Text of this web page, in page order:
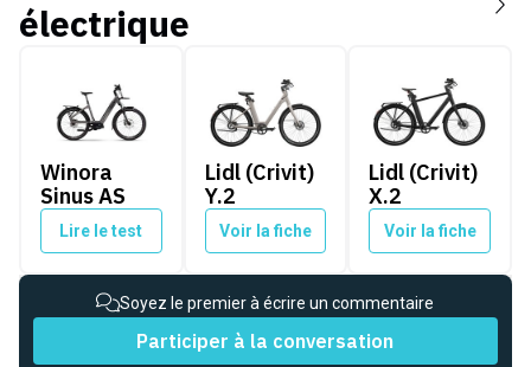
électrique
Winora Sinus AS
Winora
Sinus AS
Lire le test
Lidl (Crivit) Y.2
Lidl (Crivit)
Y.2
Voir la fiche
Lidl (Crivit) X.2
Lidl (Crivit)
X.2
Voir la fiche
Soyez le premier à écrire un commentaire
Participer à la conversation